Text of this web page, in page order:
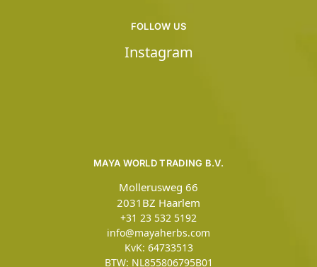
MAYA WORLD TRADING B.V.
Mollerusweg 66
2031BZ Haarlem
+31 23 532 5192
info@mayaherbs.com
KvK: 64733513
BTW: NL855806795B01
FOLLOW US
Instagram